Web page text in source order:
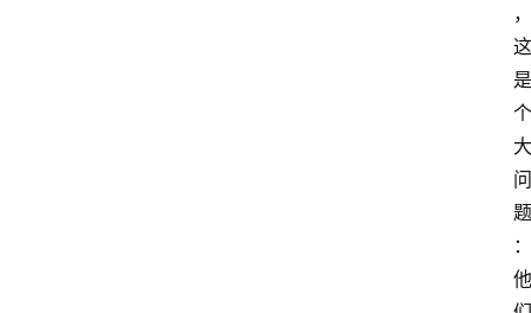
，
这
是
个
大
问
题
：
他